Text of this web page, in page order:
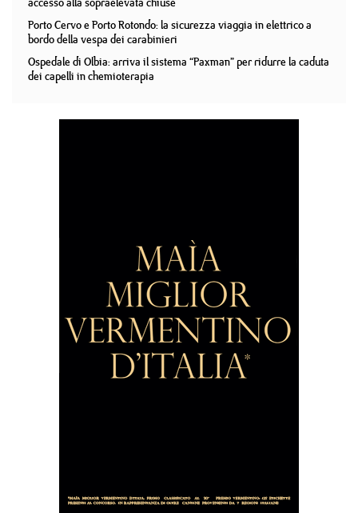
Porto Cervo e Porto Rotondo: la sicurezza viaggia in elettrico a
bordo della vespa dei carabinieri
Ospedale di Olbia: arriva il sistema “Paxman” per ridurre la caduta
dei capelli in chemioterapia